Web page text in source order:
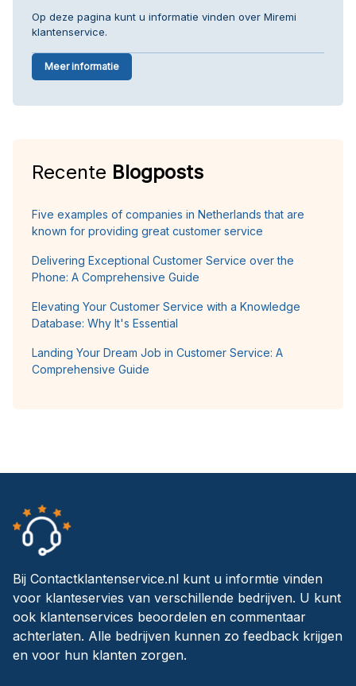
Op deze pagina kunt u informatie vinden over Miremi
klantenservice.
Meer informatie
Recente Blogposts
Five examples of companies in Netherlands that are
known for providing great customer service
Delivering Exceptional Customer Service over the
Phone: A Comprehensive Guide
Elevating Your Customer Service with a Knowledge
Database: Why It's Essential
Landing Your Dream Job in Customer Service: A
Comprehensive Guide
Bij Contactklantenservice.nl kunt u informtie vinden
voor klanteservies van verschillende bedrijven. U kunt
ook klantenservices beoordelen en commentaar
achterlaten. Alle bedrijven kunnen zo feedback krijgen
en voor hun klanten zorgen.